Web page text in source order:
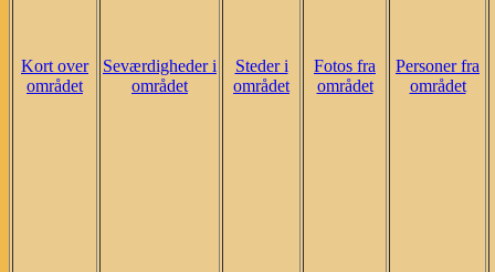
Kort over
området
Seværdigheder i
området
Steder i
området
Fotos fra
området
Personer fra
området